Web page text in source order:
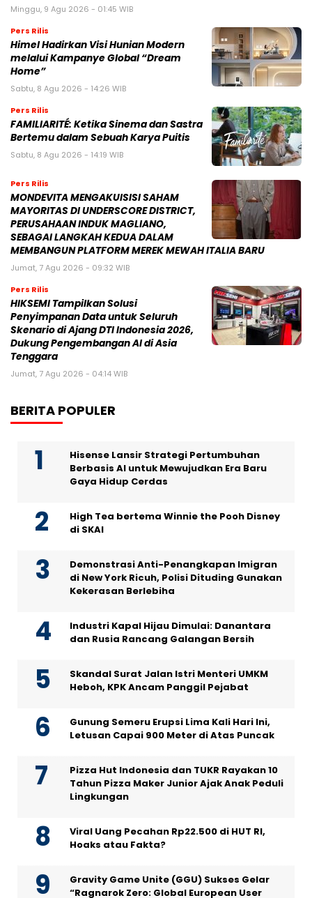
Minggu, 9 Agu 2026 - 01:45 WIB
Pers Rilis
Himel Hadirkan Visi Hunian Modern
melalui Kampanye Global “Dream
Home”
Sabtu, 8 Agu 2026 - 14:26 WIB
Pers Rilis
FAMILIARITÉ: Ketika Sinema dan Sastra
Bertemu dalam Sebuah Karya Puitis
Sabtu, 8 Agu 2026 - 14:19 WIB
Pers Rilis
MONDEVITA MENGAKUISISI SAHAM
MAYORITAS DI UNDERSCORE DISTRICT,
PERUSAHAAN INDUK MAGLIANO,
SEBAGAI LANGKAH KEDUA DALAM
MEMBANGUN PLATFORM MEREK MEWAH ITALIA BARU
Jumat, 7 Agu 2026 - 09:32 WIB
Pers Rilis
HIKSEMI Tampilkan Solusi
Penyimpanan Data untuk Seluruh
Skenario di Ajang DTI Indonesia 2026,
Dukung Pengembangan AI di Asia
Tenggara
Jumat, 7 Agu 2026 - 04:14 WIB
BERITA POPULER
Hisense Lansir Strategi Pertumbuhan
Berbasis AI untuk Mewujudkan Era Baru
Gaya Hidup Cerdas
High Tea bertema Winnie the Pooh Disney
di SKAI
Demonstrasi Anti-Penangkapan Imigran
di New York Ricuh, Polisi Dituding Gunakan
Kekerasan Berlebiha
Industri Kapal Hijau Dimulai: Danantara
dan Rusia Rancang Galangan Bersih
Skandal Surat Jalan Istri Menteri UMKM
Heboh, KPK Ancam Panggil Pejabat
Gunung Semeru Erupsi Lima Kali Hari Ini,
Letusan Capai 900 Meter di Atas Puncak
Pizza Hut Indonesia dan TUKR Rayakan 10
Tahun Pizza Maker Junior Ajak Anak Peduli
Lingkungan
Viral Uang Pecahan Rp22.500 di HUT RI,
Hoaks atau Fakta?
Gravity Game Unite (GGU) Sukses Gelar
“Ragnarok Zero: Global European User